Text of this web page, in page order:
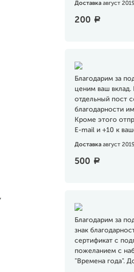
Доставка август
200 a
Благодарим за
ценим ваш
отдельный пост
благодарности
Кроме этого
E-mail и +10 к
Доставка август
500 a
Благодарим за
знак
сертификат с
пожеланием с
"Времена года".